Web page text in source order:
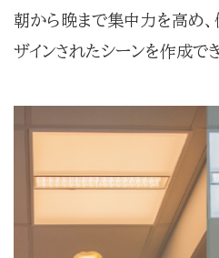
朝から晩まで集中力を高め
ザインされたシーンを作成でき